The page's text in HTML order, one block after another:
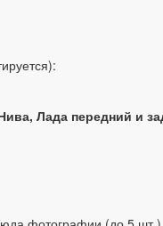
Лада передний и